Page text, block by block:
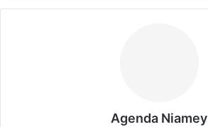
Agenda Niamey